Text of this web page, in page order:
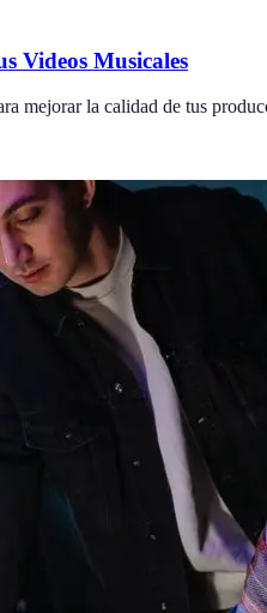
Videos Musicales
mejorar la calidad de tus